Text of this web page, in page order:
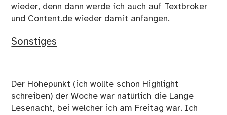
wieder, denn dann werde ich auch auf Textbroker
und Content.de wieder damit anfangen.
Sonstiges
Der Höhepunkt (ich wollte schon Highlight
schreiben) der Woche war natürlich die Lange
Lesenacht, bei welcher ich am Freitag war. Ich